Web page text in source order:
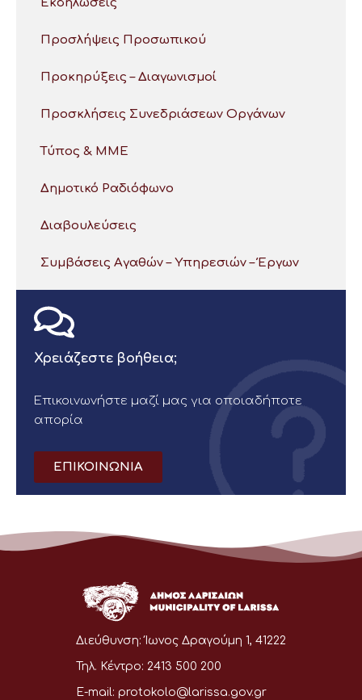
Προσλήψεις Προσωπικού
Προκηρύξεις – Διαγωνισμοί
Προσκλήσεις Συνεδριάσεων Οργάνων
Τύπος & ΜΜΕ
Δημοτικό Ραδιόφωνο
Διαβουλεύσεις
Συμβάσεις Αγαθών – Υπηρεσιών – Έργων
Χρειάζεστε βοήθεια;
Επικοινωνήστε μαζί μας για οποιαδήποτε
απορία
ΕΠΙΚΟΙΝΩΝΙΑ
Διεύθυνση: Ίωνος Δραγούμη 1, 41222
Τηλ. Κέντρο: 2413 500 200
E-mail: protokolo@larissa.gov.gr